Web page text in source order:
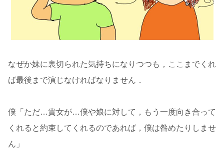
なぜか妹に裏切られた気持ちになりつつも，ここまでくれ
ば最後まで演じなければなりません．
僕「ただ…貴女が…僕や娘に対して，もう一度向き合って
くれると約束してくれるのであれば，僕は咎めたりしませ
ん」